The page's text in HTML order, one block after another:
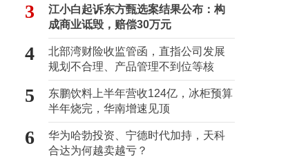
3
江小白起诉东方甄选案结果公布：构
成商业诋毁，赔偿30万元
4
北部湾财险收监管函，直指公司发展
规划不合理、产品管理不到位等核
心“痛点”
5
东鹏饮料上半年营收124亿，冰柜预算
半年烧完，华南增速见顶
6
华为哈勃投资、宁德时代加持，天科
合达为何越卖越亏？